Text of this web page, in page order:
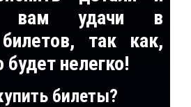
вам удачи в
так как,
нелегко!
билеты?